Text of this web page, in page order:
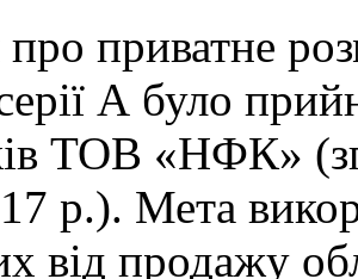
приватне
А було
ТОВ «НФК»
р.). Мета
від продажу